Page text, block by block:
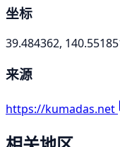
坐标
39.484362,
来源
https://kumadas.net